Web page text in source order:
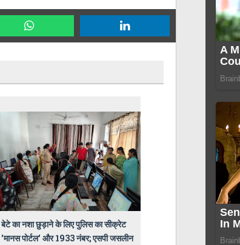
बेटे का नशा छुड़ाने के लिए पुलिस का सीक्रेट
'मानस पोर्टल' और 1933 नंबर; एसपी जसलीन